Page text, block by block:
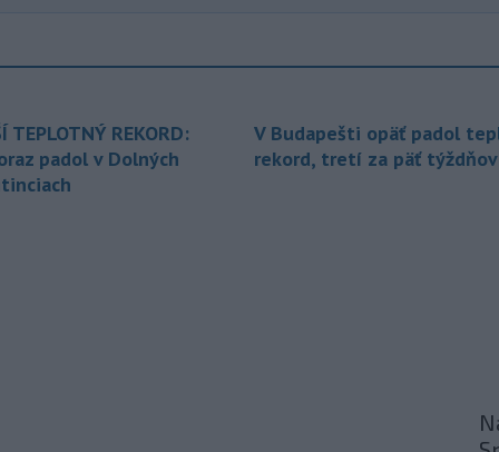
nebezpečenstvo.
Jedným zo zdravotných rizík
TEPLOTNÝ REKORD:
padol v Dolných
V Budapešti opäť padol
rekord, tretí za päť týždňov